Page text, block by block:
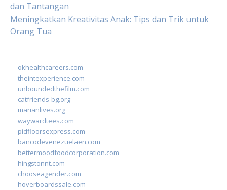
dan Tantangan
Meningkatkan Kreativitas Anak: Tips dan Trik untuk
Orang Tua
okhealthcareers.com
theintexperience.com
unboundedthefilm.com
catfriends-bg.org
marianlives.org
waywardtees.com
pidfloorsexpress.com
bancodevenezuelaen.com
bettermoodfoodcorporation.com
hingstonnt.com
chooseagender.com
hoverboardssale.com